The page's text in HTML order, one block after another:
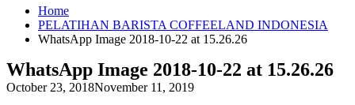
Home
PELATIHAN BARISTA COFFEELAND INDONESIA
WhatsApp Image 2018-10-22 at 15.26.26
WhatsApp Image 2018-10-22 at 15.26.26
October 23, 2018November 11, 2019